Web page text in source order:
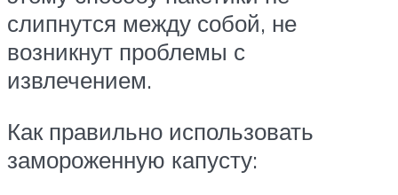
слипнутся между собой, не
возникнут проблемы с
извлечением.
Как правильно использовать
замороженную капусту: